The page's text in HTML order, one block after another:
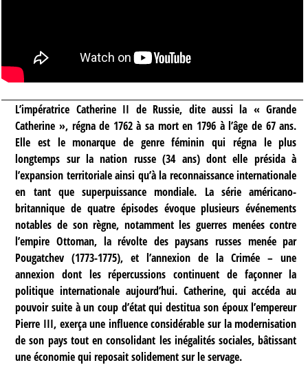
L’impératrice Catherine II de Russie, dite aussi la « Grande
Catherine », régna de 1762 à sa mort en 1796 à l’âge de 67 ans.
Elle est le monarque de genre féminin qui régna le plus
longtemps sur la nation russe (34 ans) dont elle présida à
l’expansion territoriale ainsi qu’à la reconnaissance internationale
en tant que superpuissance mondiale. La série américano-
britannique de quatre épisodes évoque plusieurs événements
notables de son règne, notamment les guerres menées contre
l’empire Ottoman, la révolte des paysans russes menée par
Pougatchev (1773-1775), et l’annexion de la Crimée – une
annexion dont les répercussions continuent de façonner la
politique internationale aujourd’hui. Catherine, qui accéda au
pouvoir suite à un coup d’état qui destitua son époux l’empereur
Pierre III, exerça une influence considérable sur la modernisation
de son pays tout en consolidant les inégalités sociales, bâtissant
une économie qui reposait solidement sur le servage.